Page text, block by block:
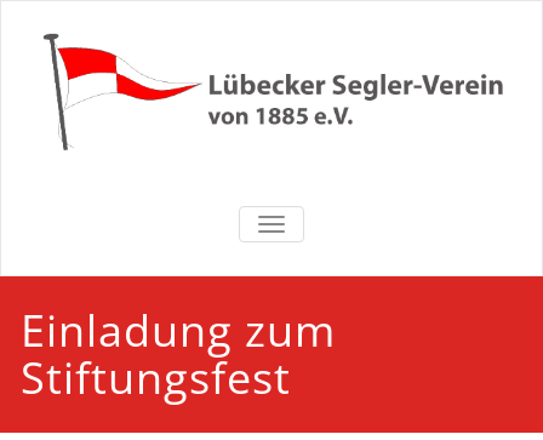
springen
von 1885 e.V.
NAVIGATION UMSCHALTEN
Einladung zum
Stiftungsfest